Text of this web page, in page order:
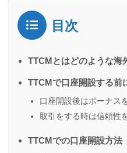
目次
TTCMとはどのような海
TTCMで口座開設する前
口座開設後はボーナス
取引をする時は信頼性
TTCMでの口座開設方法